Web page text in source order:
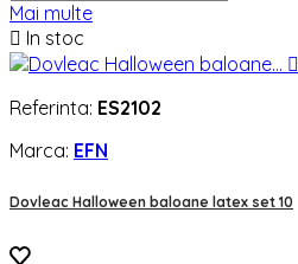
Mai multe
 In stoc

Referinta: ES2102
Marca: EFN
Dovleac Halloween baloane latex set 10